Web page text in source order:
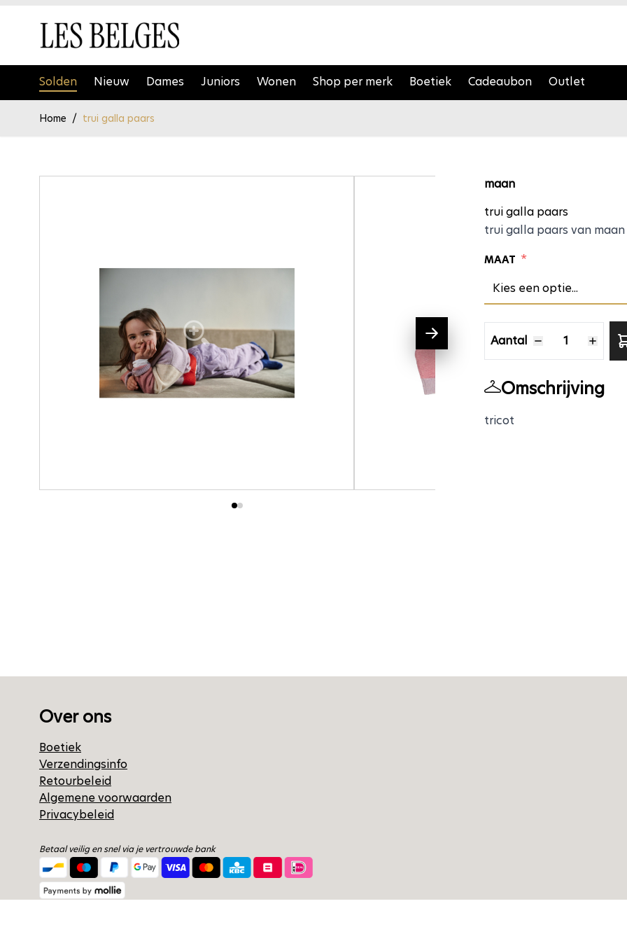
Solden Nieuw Dames Juniors Wonen Shop per merk Boetiek Cadeaubon Outlet
Home / trui galla paars
trui galla
maan
trui galla paars
trui galla paars van maan
MAAT *
Aantal
Omschrijving
tricot
Over ons
Boetiek
Verzendingsinfo
Retourbeleid
Algemene voorwaarden
Privacybeleid
Betaal veilig en snel via je vertrouwde bank